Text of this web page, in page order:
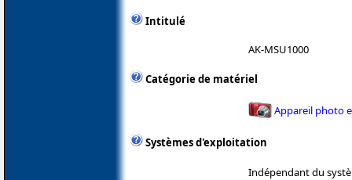
Intitulé
AK-MSU1000
Catégorie de matériel
Appareil photo
Systèmes d'exploitation
Indépendant du